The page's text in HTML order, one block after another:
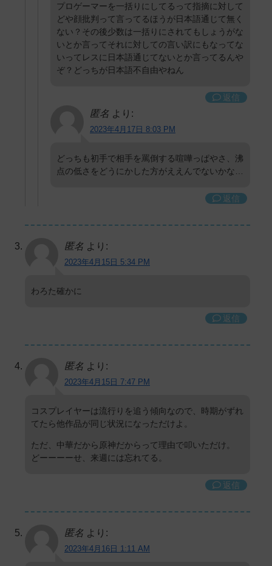
プロゲーマーを一括りにしてるって指摘に対して
どや顔批判って言ってるほうが日本語通じて無く
ない？その後少数は一括りにされてもしょうがな
いとか言ってそれに対しての言い訳にもなってな
いってレスに日本語通じてないとか言ってるんや
ぞ？どっちが日本語不自由やねん
返信
匿名 より:
2023年4月17日 8:03 PM
どっちも初手で相手を罵倒する喧嘩っぱやさ、沸
点の低さをどうにかした方がええんでないかな…
返信
匿名 より:
2023年4月15日 5:34 PM
わろた確かに
返信
匿名 より:
2023年4月15日 7:47 PM
コスプレイヤーは流行りを追う傾向なので、時期がずれ
てたら他作品が同じ状況になっただけよ。
ただ、中華だから原神だからって理由で叩いただけ。
どーーーーせ、来週には忘れてる。
返信
匿名 より:
2023年4月16日 1:11 AM